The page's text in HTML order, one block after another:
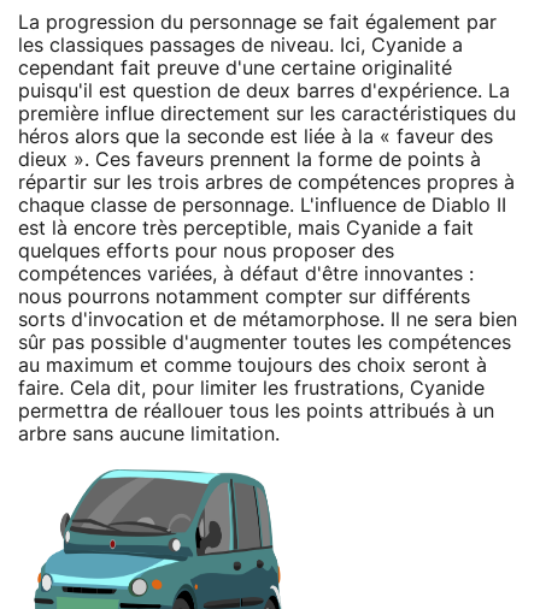
La progression du personnage se fait également par
les classiques passages de niveau. Ici, Cyanide a
cependant fait preuve d'une certaine originalité
puisqu'il est question de deux barres d'expérience. La
première influe directement sur les caractéristiques du
héros alors que la seconde est liée à la « faveur des
dieux ». Ces faveurs prennent la forme de points à
répartir sur les trois arbres de compétences propres à
chaque classe de personnage. L'influence de Diablo II
est là encore très perceptible, mais Cyanide a fait
quelques efforts pour nous proposer des
compétences variées, à défaut d'être innovantes :
nous pourrons notamment compter sur différents
sorts d'invocation et de métamorphose. Il ne sera bien
sûr pas possible d'augmenter toutes les compétences
au maximum et comme toujours des choix seront à
faire. Cela dit, pour limiter les frustrations, Cyanide
permettra de réallouer tous les points attribués à un
arbre sans aucune limitation.